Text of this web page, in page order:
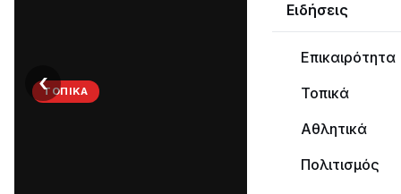
Ειδήσεις
Επικαιρότητα
Τοπικά
Αθλητικά
Πολιτισμός
ΤΟΠΙΚΆ
‹